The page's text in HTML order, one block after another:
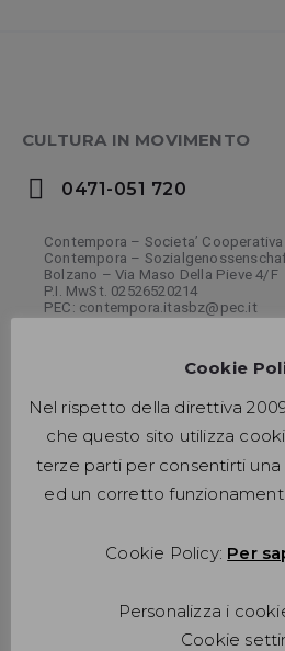
CULTURA IN MOVIMENTO
0471-051 720
Contempora – Societa’
Contempora –
Bolzano – Via Maso Della Pieve 4/F
P.I. MwSt. 02526520214
PEC: contempora.itasbz@pec.it
LINK VELOCI
Home
Cookie
Nel rispetto della direttiva
che questo sito utilizza
terze parti per consentirti
ed un corretto
Cookie Policy: Per
Personalizza i
Cookie